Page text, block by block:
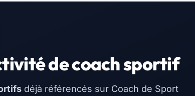
de coach sportif
déjà référencés sur Coach de Sport